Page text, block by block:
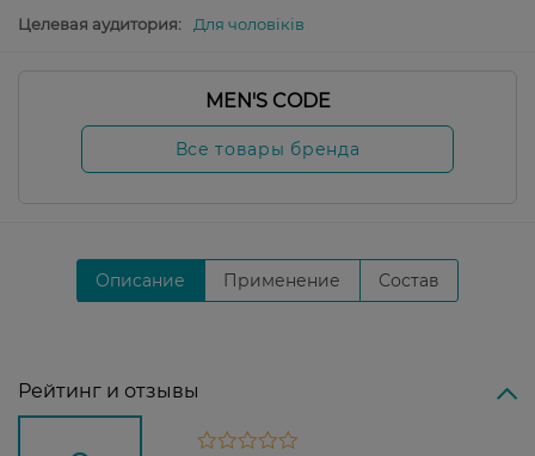
Целевая аудитория:
Для чоловіків
MEN'S CODE
Все товары бренда
Описание Применение Состав
Рейтинг и отзывы